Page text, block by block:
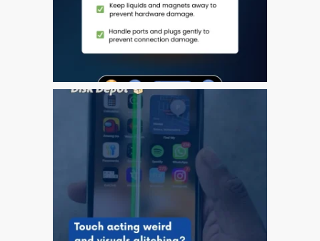
Dundee
Réparation de Mac
Service de réparation
rapide
Témoignage d’un client
Here’s the Problem with
“Facebook Repairs”
High-Speed Guaranteed
iPhone 6 Touch Disease